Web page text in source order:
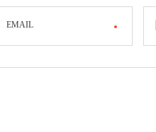
EMAIL